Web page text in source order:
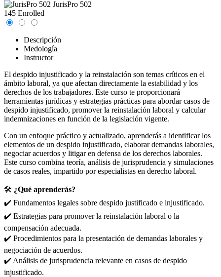
JurisPro 502
145 Enrolled
Descripción
Medología
Instructor
El despido injustificado y la reinstalación son temas críticos en el
ámbito laboral, ya que afectan directamente la estabilidad y los
derechos de los trabajadores. Este curso te proporcionará
herramientas jurídicas y estrategias prácticas para abordar casos de
despido injustificado, promover la reinstalación laboral y calcular
indemnizaciones en función de la legislación vigente.
Con un enfoque práctico y actualizado, aprenderás a identificar los
elementos de un despido injustificado, elaborar demandas laborales,
negociar acuerdos y litigar en defensa de los derechos laborales.
Este curso combina teoría, análisis de jurisprudencia y simulaciones
de casos reales, impartido por especialistas en derecho laboral.
🛠️ ¿Qué aprenderás?
✔️ Fundamentos legales sobre despido justificado e injustificado.
✔️ Estrategias para promover la reinstalación laboral o la
compensación adecuada.
✔️ Procedimientos para la presentación de demandas laborales y
negociación de acuerdos.
✔️ Análisis de jurisprudencia relevante en casos de despido
injustificado.